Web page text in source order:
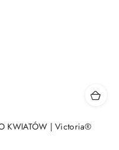
KWIATÓW | Victoria®